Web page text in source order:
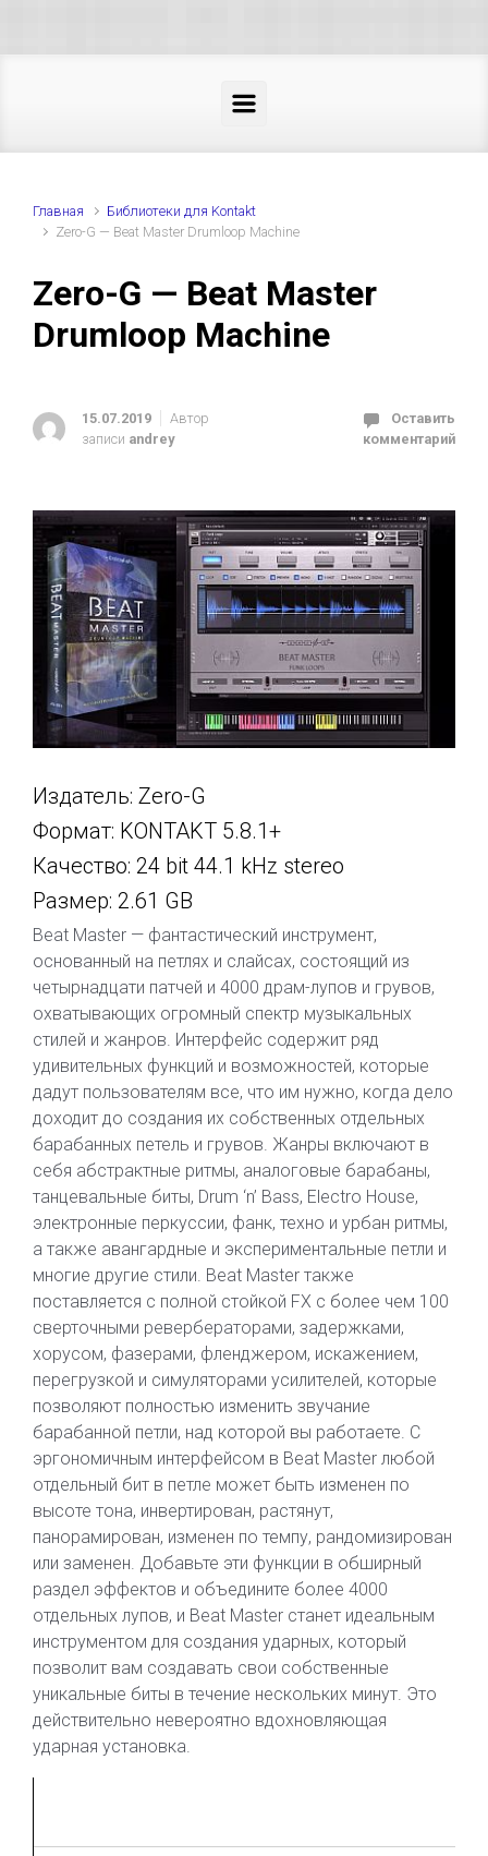
Главная
Библиотеки для Kontakt
Zero-G — Beat Master Drumloop Machine
Zero-G — Beat Master
Drumloop Machine
15.07.2019
Автор
записи andrey
Оставить
комментарий
Издатель: Zero-G
Формат: KONTAKT 5.8.1+
Качество: 24 bit 44.1 kHz stereo
Размер: 2.61 GB
Beat Master — фантастический инструмент,
основанный на петлях и слайсах, состоящий из
четырнадцати патчей и 4000 драм-лупов и грувов,
охватывающих огромный спектр музыкальных
стилей и жанров. Интерфейс содержит ряд
удивительных функций и возможностей, которые
дадут пользователям все, что им нужно, когда дело
доходит до создания их собственных отдельных
барабанных петель и грувов. Жанры включают в
себя абстрактные ритмы, аналоговые барабаны,
танцевальные биты, Drum ‘n’ Bass, Electro House,
электронные перкуссии, фанк, техно и урбан ритмы,
а также авангардные и экспериментальные петли и
многие другие стили. Beat Master также
поставляется с полной стойкой FX с более чем 100
сверточными ревербераторами, задержками,
хорусом, фазерами, фленджером, искажением,
перегрузкой и симуляторами усилителей, которые
позволяют полностью изменить звучание
барабанной петли, над которой вы работаете. С
эргономичным интерфейсом в Beat Master любой
отдельный бит в петле может быть изменен по
высоте тона, инвертирован, растянут,
панорамирован, изменен по темпу, рандомизирован
или заменен. Добавьте эти функции в обширный
раздел эффектов и объедините более 4000
отдельных лупов, и Beat Master станет идеальным
инструментом для создания ударных, который
позволит вам создавать свои собственные
уникальные биты в течение нескольких минут. Это
действительно невероятно вдохновляющая
ударная установка.